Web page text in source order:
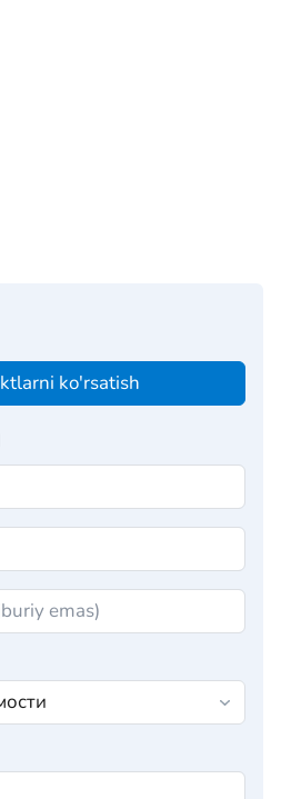
ko'rsatish